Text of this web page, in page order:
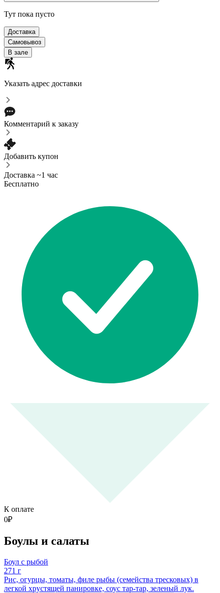
Тут пока пусто
Доставка
Самовывоз
В зале
Указать адрес доставки
Комментарий к заказу
Добавить купон
Доставка ~1 час
Бесплатно
К оплате
0₽
Боулы и салаты
Боул с рыбой
271 г
Рис, огурцы, томаты, филе рыбы (семейства тресковых) в
легкой хрустящей панировке, соус тар-тар, зеленый лук.